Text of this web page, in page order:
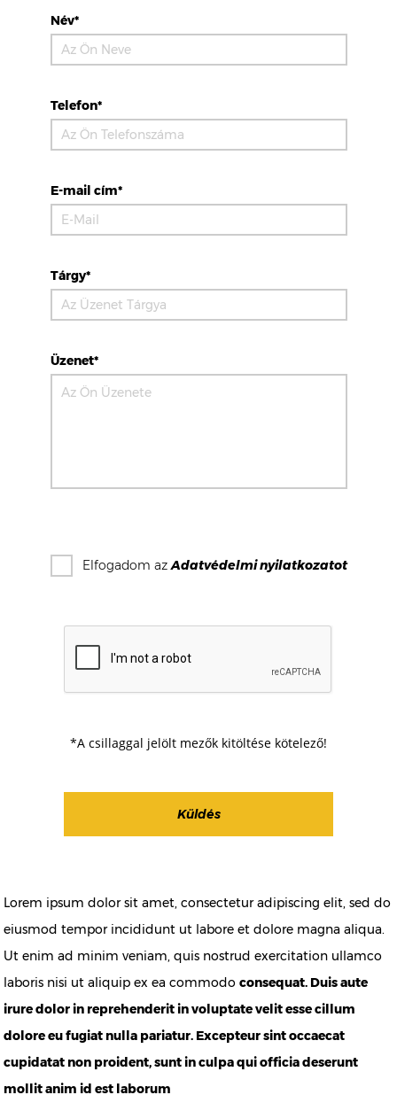
Név*
Telefon*
E-mail cím*
Tárgy*
Üzenet*
Elfogadom azAdatvédelmi nyilatkozatot
*A csillaggal jelölt mezők kitöltése kötelező!
Lorem ipsum dolor sit amet, consectetur adipiscing elit, sed do
eiusmod tempor incididunt ut labore et dolore magna aliqua.
Ut enim ad minim veniam, quis nostrud exercitation ullamco
laboris nisi ut aliquip ex ea commodoconsequat. Duis aute
irure dolor in reprehenderit in voluptate velit esse cillum
dolore eu fugiat nulla pariatur. Excepteur sint occaecat
cupidatat non proident, sunt in culpa qui officia deserunt
mollit anim id est laborum